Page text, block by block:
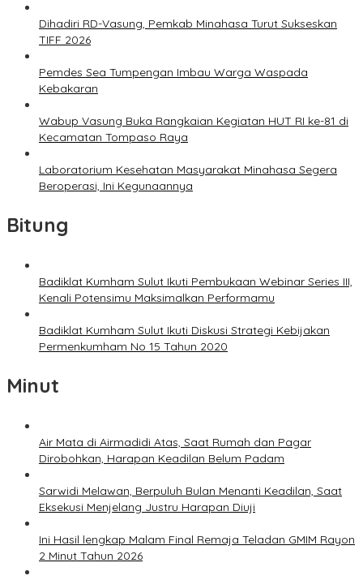
Dihadiri RD-Vasung, Pemkab Minahasa Turut Sukseskan
TIFF 2026
Pemdes Sea Tumpengan Imbau Warga Waspada
Kebakaran
Wabup Vasung Buka Rangkaian Kegiatan HUT RI ke-81 di
Kecamatan Tompaso Raya
Laboratorium Kesehatan Masyarakat Minahasa Segera
Beroperasi, Ini Kegunaannya
Bitung
Badiklat Kumham Sulut Ikuti Pembukaan Webinar Series III,
Kenali Potensimu Maksimalkan Performamu
Badiklat Kumham Sulut Ikuti Diskusi Strategi Kebijakan
Permenkumham No 15 Tahun 2020
Minut
Air Mata di Airmadidi Atas, Saat Rumah dan Pagar
Dirobohkan, Harapan Keadilan Belum Padam
Sarwidi Melawan, Berpuluh Bulan Menanti Keadilan, Saat
Eksekusi Menjelang Justru Harapan Diuji
Ini Hasil lengkap Malam Final Remaja Teladan GMIM Rayon
2 Minut Tahun 2026